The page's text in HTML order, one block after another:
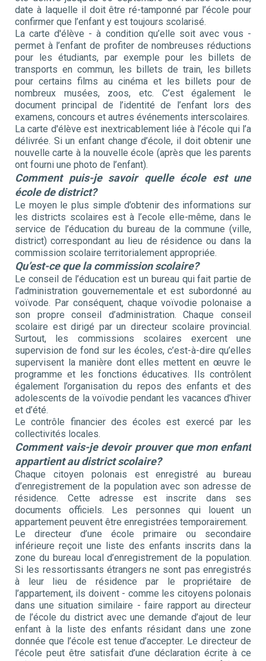
date à laquelle il doit être ré-tamponné par l’école pour
confirmer que l’enfant y est toujours scolarisé.
La carte d'élève - à condition qu’elle soit avec vous -
permet à l’enfant de profiter de nombreuses réductions
pour les étudiants, par exemple pour les billets de
transports en commun, les billets de train, les billets
pour certains films au cinéma et les billets pour de
nombreux musées, zoos, etc. C’est également le
document principal de l’identité de l’enfant lors des
examens, concours et autres événements interscolaires.
La carte d'élève est inextricablement liée à l’école qui l’a
délivrée. Si un enfant change d’école, il doit obtenir une
nouvelle carte à la nouvelle école (après que les parents
ont fourni une photo de l’enfant).
Comment puis-je savoir quelle école est une
école de district?
Le moyen le plus simple d’obtenir des informations sur
les districts scolaires est à l’ecole elle-même, dans le
service de l’éducation du bureau de la commune (ville,
district) correspondant au lieu de résidence ou dans la
commission scolaire territorialement appropriée.
Qu’est-ce que la commission scolaire?
Le conseil de l’éducation est un bureau qui fait partie de
l’administration gouvernementale et est subordonné au
voïvode. Par conséquent, chaque voïvodie polonaise a
son propre conseil d’administration. Chaque conseil
scolaire est dirigé par un directeur scolaire provincial.
Surtout, les commissions scolaires exercent une
supervision de fond sur les écoles, c’est-à-dire qu’elles
supervisent la manière dont elles mettent en œuvre le
programme et les fonctions éducatives. Ils contrôlent
également l’organisation du repos des enfants et des
adolescents de la voïvodie pendant les vacances d’hiver
et d’été.
Le contrôle financier des écoles est exercé par les
collectivités locales.
Comment vais-je devoir prouver que mon enfant
appartient au district scolaire?
Chaque citoyen polonais est enregistré au bureau
d’enregistrement de la population avec son adresse de
résidence. Cette adresse est inscrite dans ses
documents officiels. Les personnes qui louent un
appartement peuvent être enregistrées temporairement.
Le directeur d’une école primaire ou secondaire
inférieure reçoit une liste des enfants inscrits dans la
zone du bureau local d’enregistrement de la population.
Si les ressortissants étrangers ne sont pas enregistrés
à leur lieu de résidence par le propriétaire de
l’appartement, ils doivent - comme les citoyens polonais
dans une situation similaire - faire rapport au directeur
de l’école du district avec une demande d’ajout de leur
enfant à la liste des enfants résidant dans une zone
donnée que l’école est tenue d’accepter. Le directeur de
l’école peut être satisfait d’une déclaration écrite à ce